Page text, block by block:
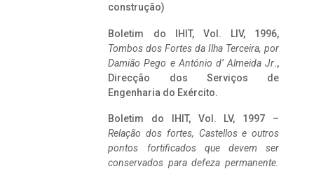
construção)
Boletim do IHIT, Vol. LIV, 1996,
Tombos dos Fortes da Ilha Terceira, por
Damião Pego e António d’ Almeida Jr.,
Direcção dos Serviços de
Engenharia do Exército.
Boletim do IHIT, Vol. LV, 1997 –
Relação dos fortes, Castellos e outros
pontos fortificados que devem ser
conservados para defeza permanente.